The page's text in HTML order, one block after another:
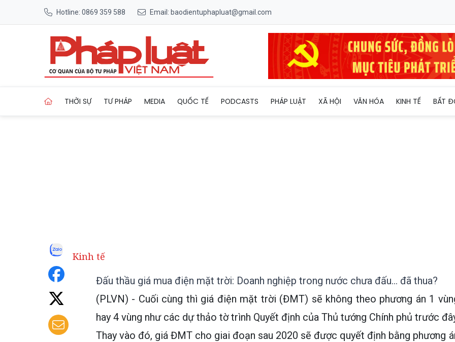
Hotline: 0869 359 588 Email: baodientuphapluat@gmail.com
THỜI SỰ TƯ PHÁP MEDIA QUỐC TẾ PODCASTS PHÁP LUẬT XÃ HỘI VĂN HÓA KINH TẾ BẤT
Kinh tế
Đấu thầu giá mua điện mặt trời: Doanh nghiệp trong nước chưa đấu… đã thua?
(PLVN) - Cuối cùng thì giá điện mặt trời (ĐMT) sẽ không theo phương án 1
hay 4 vùng như các dự thảo tờ trình Quyết định của Thủ tướng Chính phủ trước
Thay vào đó, giá ĐMT cho giai đoạn sau 2020 sẽ được quyết định bằng phương